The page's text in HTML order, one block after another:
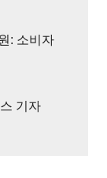
: 소비자
기자